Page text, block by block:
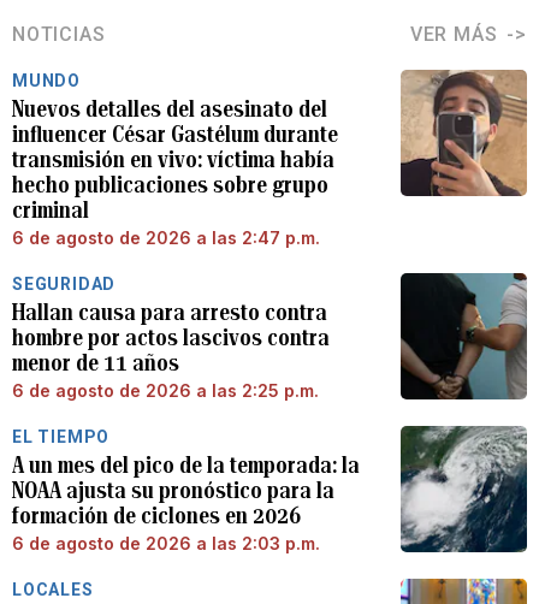
NOTICIAS VER MÁS
MUNDO
Nuevos detalles del asesinato del
influencer César Gastélum durante
transmisión en vivo: víctima había
hecho publicaciones sobre grupo
criminal
6 de agosto de 2026 a las 2:47 p.m.
SEGURIDAD
Hallan causa para arresto contra
hombre por actos lascivos contra
menor de 11 años
6 de agosto de 2026 a las 2:25 p.m.
EL TIEMPO
A un mes del pico de la temporada: la
NOAA ajusta su pronóstico para la
formación de ciclones en 2026
6 de agosto de 2026 a las 2:03 p.m.
LOCALES